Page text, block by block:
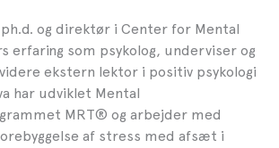
ph.d. og direktør i Center for Mental
erfaring som psykolog, underviser og
ekstern lektor i positiv psykologi
har udviklet Mental
MRT® og arbejder med
af stress med afsæt i